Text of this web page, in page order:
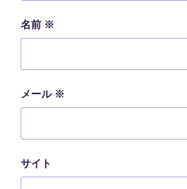
名前 ※
メール ※
サイト